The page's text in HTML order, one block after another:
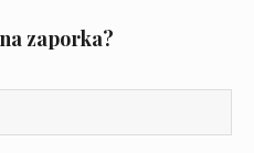
zaporka?